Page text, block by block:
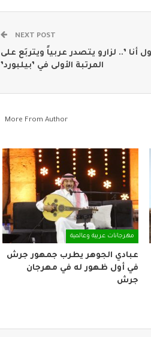
NEXT POST
أنا ’.. لزارو يتصدر عربياً ويتربَع على
المرتبة الأولى في ’بيلبورد’
More From Author
مهرجانات عربية وعالمية
عبادي الجوهر يطرب جمهور جرش
في أول ظهور له في مهرجان
جرش